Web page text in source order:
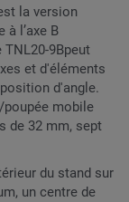
la version
à l’axe B
9Bpeut
et d'éléments
d'angle.
poupée mobile
de 32 mm, sept
du stand sur
un centre de